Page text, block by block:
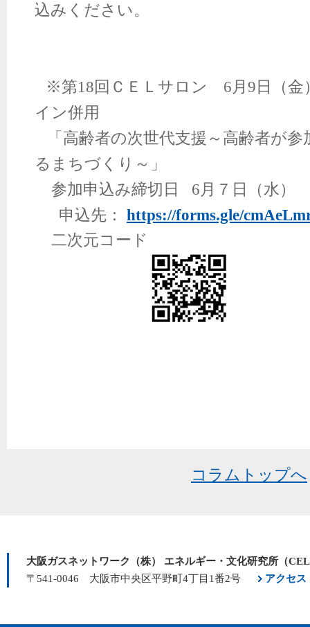
込みください。
※第18回ＣＥＬサロン 6月 9 日（金
イン併用
「高齢者の次世代支援～高齢者が参
るまちづくり～」
参加申込み締切日 6月７日（水）
申込先： https://forms.gle/
二次元コード
コラムトップへ
大阪ガスネットワーク（株） エネルギー・文化研究所（
〒541-0046 大阪市中央区平野町4丁目1番2号
アクセス